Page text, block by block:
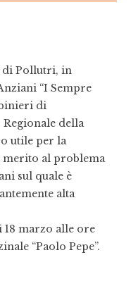
di Pollutri, in
“I Sempre
di
della
utile per la
merito al problema
sul quale è
alta
18 marzo alle ore
“Paolo Pepe”.